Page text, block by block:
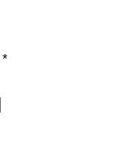
*Obligatorio